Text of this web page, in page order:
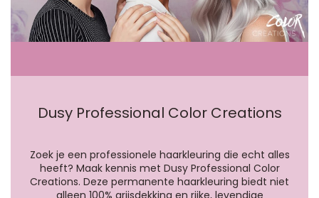
Dusy Professional Color Creations
Zoek je een professionele haarkleuring die echt alles
heeft? Maak kennis met Dusy Professional Color
Creations. Deze permanente haarkleuring biedt niet
alleen 100% grijsdekking en rijke, levendige